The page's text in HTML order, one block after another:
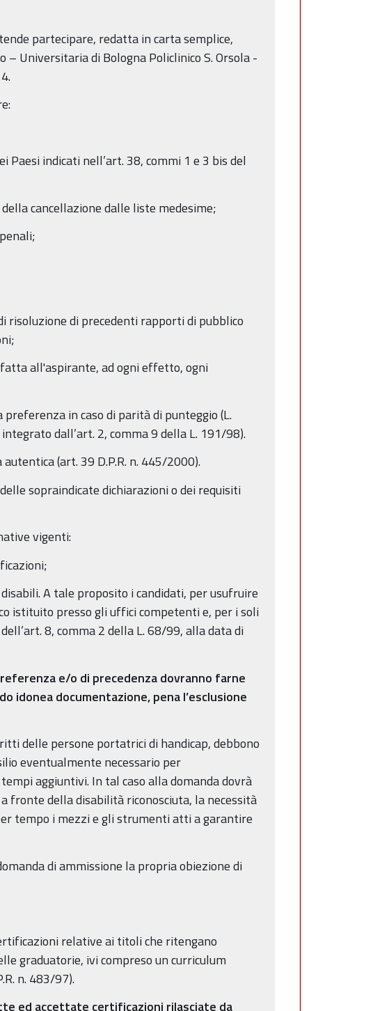
partecipare, redatta in carta semplice,
Universitaria di Bologna Policlinico S. Orsola -
indicati nell’art. 38, commi 1 e 3 bis del
cancellazione dalle liste medesime;
risoluzione di precedenti rapporti di pubblico
all'aspirante, ad ogni effetto, ogni
in caso di parità di punteggio (L.
dall’art. 2, comma 9 della L. 191/98).
(art. 39 D.P.R. n. 445/2000).
sopraindicate dichiarazioni o dei requisiti
vigenti:
A tale proposito i candidati, per usufruire
istituito presso gli uffici competenti e, per i soli
8, comma 2 della L. 68/99, alla data di
e/o di precedenza dovranno farne
idonea documentazione, pena l’esclusione
delle persone portatrici di handicap, debbono
eventualmente necessario per
aggiuntivi. In tal caso alla domanda dovrà
fronte della disabilità riconosciuta, la necessità
tempo i mezzi e gli strumenti atti a garantire
di ammissione la propria obiezione di
relative ai titoli che ritengano
graduatorie, ivi compreso un curriculum
n. 483/97).
ed accettate certificazioni rilasciate da